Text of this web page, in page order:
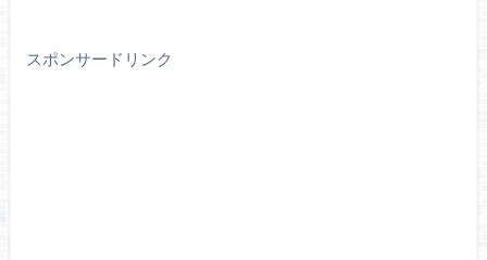
スポンサードリンク